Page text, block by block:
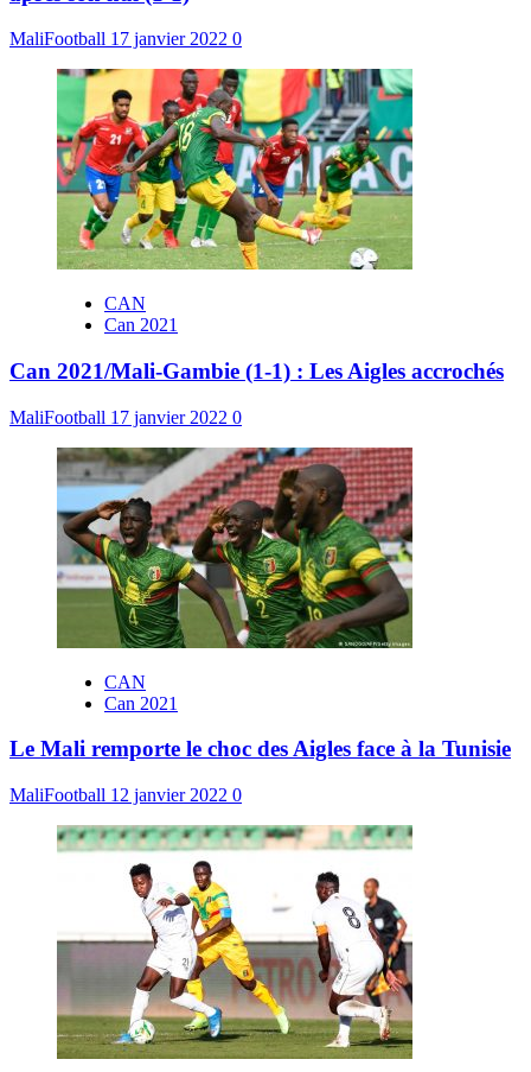
MaliFootball 17 janvier 2022 0
CAN
Can 2021
Can 2021/Mali-Gambie (1-1) : Les Aigles accrochés
MaliFootball 17 janvier 2022 0
CAN
Can 2021
Le Mali remporte le choc des Aigles face à la Tunisie
MaliFootball 12 janvier 2022 0